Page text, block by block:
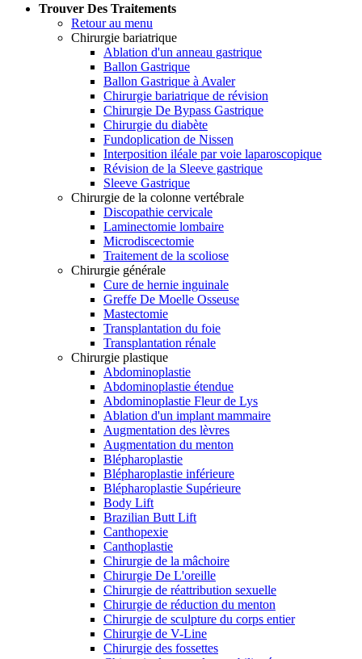
Trouver Des Traitements
Retour au menu
Chirurgie bariatrique
Ablation d'un anneau gastrique
Ballon Gastrique
Ballon Gastrique à Avaler
Chirurgie bariatrique de révision
Chirurgie De Bypass Gastrique
Chirurgie du diabète
Fundoplication de Nissen
Interposition iléale par voie laparoscopique
Révision de la Sleeve gastrique
Sleeve Gastrique
Chirurgie de la colonne vertébrale
Discopathie cervicale
Laminectomie lombaire
Microdiscectomie
Traitement de la scoliose
Chirurgie générale
Cure de hernie inguinale
Greffe De Moelle Osseuse
Mastectomie
Transplantation du foie
Transplantation rénale
Chirurgie plastique
Abdominoplastie
Abdominoplastie étendue
Abdominoplastie Fleur de Lys
Ablation d'un implant mammaire
Augmentation des lèvres
Augmentation du menton
Blépharoplastie
Blépharoplastie inférieure
Blépharoplastie Supérieure
Body Lift
Brazilian Butt Lift
Canthopexie
Canthoplastie
Chirurgie de la mâchoire
Chirurgie De L'oreille
Chirurgie de réattribution sexuelle
Chirurgie de réduction du menton
Chirurgie de sculpture du corps entier
Chirurgie de V-Line
Chirurgie des fossettes